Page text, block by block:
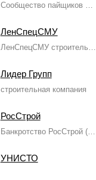
Сообщество пайщиков ЖСК "Гранит" (Л1, ЛЭ...
ЛенСпецСМУ
ЛенСпецСМУ строительная компания
Лидер Групп
строительная компания
РосСтрой
Банкротство РосСтрой (дочки СУ-155)
УНИСТО